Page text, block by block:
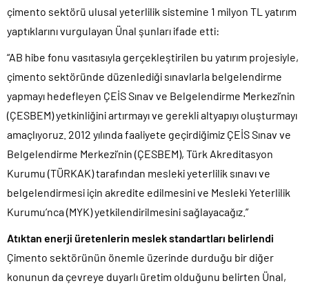
çimento sektörü ulusal yeterlilik sistemine 1 milyon TL yatırım
yaptıklarını vurgulayan Ünal şunları ifade etti:
“AB hibe fonu vasıtasıyla gerçekleştirilen bu yatırım projesiyle,
çimento sektöründe düzenlediği sınavlarla belgelendirme
yapmayı hedefleyen ÇEİS Sınav ve Belgelendirme Merkezi’nin
(ÇESBEM) yetkinliğini artırmayı ve gerekli altyapıyı oluşturmayı
amaçlıyoruz. 2012 yılında faaliyete geçirdiğimiz ÇEİS Sınav ve
Belgelendirme Merkezi’nin (ÇESBEM), Türk Akreditasyon
Kurumu (TÜRKAK) tarafından mesleki yeterlilik sınavı ve
belgelendirmesi için akredite edilmesini ve Mesleki Yeterlilik
Kurumu’nca (MYK) yetkilendirilmesini sağlayacağız.”
Atıktan enerji üretenlerin meslek standartları belirlendi
Çimento sektörünün önemle üzerinde durduğu bir diğer
konunun da çevreye duyarlı üretim olduğunu belirten Ünal,